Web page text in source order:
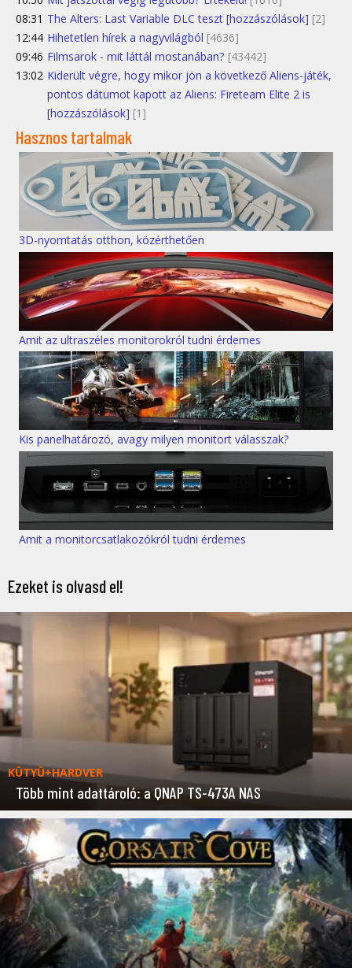
08:31 The Alters: Last Variable DLC teszt [hozzászólások] [2]
12:44 Hihetetlen hírek a nagyvilágból [4636]
09:46 Filmsarok - mit láttál mostanában? [43442]
13:02 Kiderült végre, hogy mikor jön a következő Aliens-játék,
pontos dátumot kapott az Aliens: Fireteam Elite 2 is
[hozzászólások] [1]
Hasznos tartalmak
3D-nyomtatás otthon, közérthetően
Amit az ultraszéles monitorokról tudni érdemes
Kis panelhatározó, avagy milyen monitort válasszak?
Amit a monitorcsatlakozókról tudni érdemes
Ezeket is olvasd el!
KÜTYÜ+HARDVER
Több mint adattároló: a QNAP TS-473A NAS